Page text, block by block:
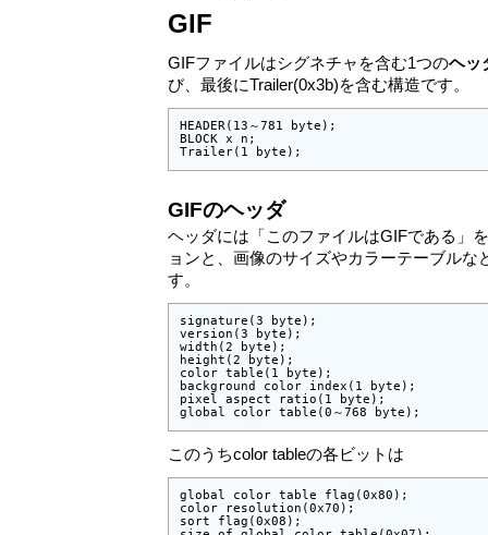
GIF
GIFファイルはシグネチャを含む1つのヘッ
び、最後にTrailer(0x3b)を含む構造です。
HEADER(13～781 byte);
BLOCK x n;
Trailer(1 byte);
GIFのヘッダ
ヘッダには「このファイルはGIFである」
ョンと、画像のサイズやカラーテーブルな
す。
signature(3 byte);
version(3 byte);
width(2 byte);
height(2 byte);
color table(1 byte);
background color index(1 byte);
pixel aspect ratio(1 byte);
global color table(0～768 byte);
このうちcolor tableの各ビットは
global color table flag(0x80);
color resolution(0x70);
sort flag(0x08);